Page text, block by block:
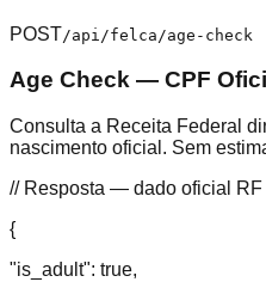
POST/api/felca/age-check
Age Check — CPF
Consulta a Receita Federal
nascimento oficial. Sem
// Resposta — dado oficial RF
{
"is_adult": true,